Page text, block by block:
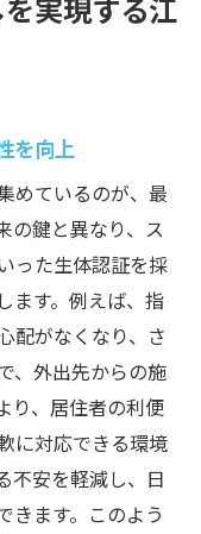
を向上
めているのが、最
の鍵と異なり、ス
った生体認証を採
ます。例えば、指
配がなくなり、さ
、外出先からの施
り、居住者の利便
に対応できる環境
不安を軽減し、日
きます。このよう